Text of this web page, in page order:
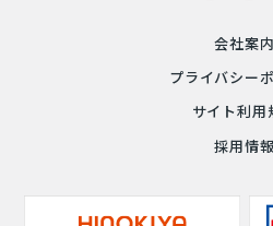
会社案内
プライバシー
サイト利用
採用情報